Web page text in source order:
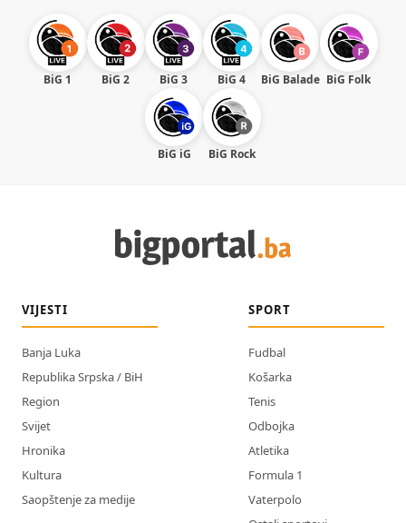
BiG 1 BiG 2 BiG 3 BiG 4 BiG Balade BiG Folk
BiG iG BiG Rock
VIJESTI
Banja Luka
Republika Srpska / BiH
Region
Svijet
Hronika
Kultura
Saopštenje za medije
SPORT
Fudbal
Košarka
Tenis
Odbojka
Atletika
Formula 1
Vaterpolo